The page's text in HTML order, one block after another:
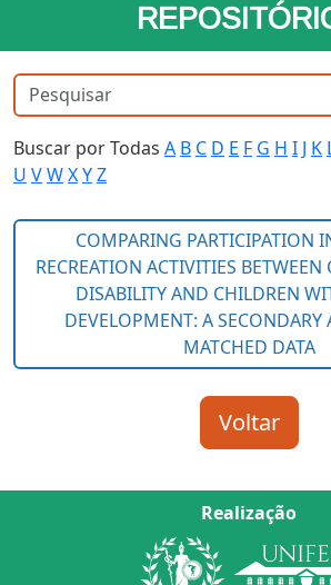
Buscar por Todas A B C D E F G H I J K
U VWXYZ
Realização